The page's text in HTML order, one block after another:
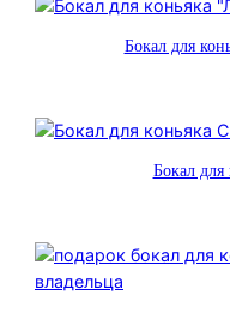
Бокал для
Бокал